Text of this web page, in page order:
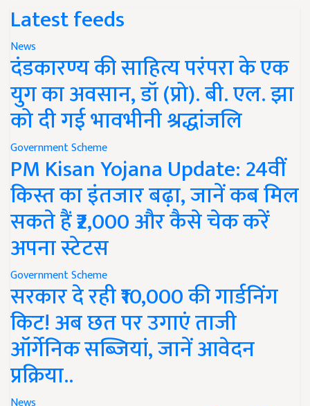
Latest feeds
News
दंडकारण्य की साहित्य परंपरा के एक
युग का अवसान, डॉ (प्रो). बी. एल. झा
को दी गई भावभीनी श्रद्धांजलि
Government Scheme
PM Kisan Yojana Update: 24वीं
किस्त का इंतजार बढ़ा, जानें कब मिल
सकते हैं ₹2,000 और कैसे चेक करें
अपना स्टेटस
Government Scheme
सरकार दे रही ₹10,000 की गार्डनिंग
किट! अब छत पर उगाएं ताजी
ऑर्गेनिक सब्जियां, जानें आवेदन
प्रक्रिया..